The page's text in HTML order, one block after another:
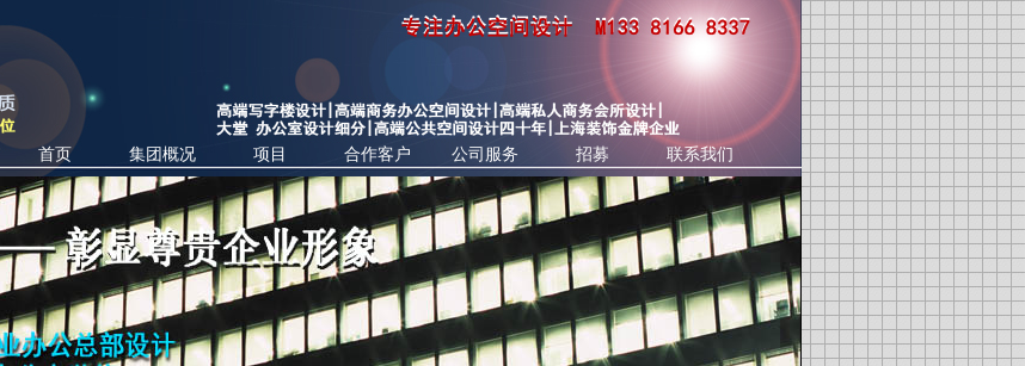
首页 集团概况 项目 合作客户 公司服务 招募 联系我们